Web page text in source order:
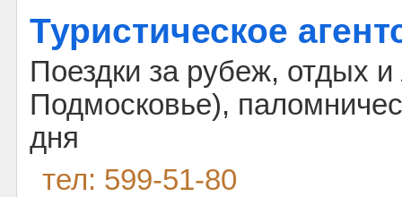
Туристическое
Поездки за рубеж, отдых
Подмосковье),
дня
тел: 599-51-80